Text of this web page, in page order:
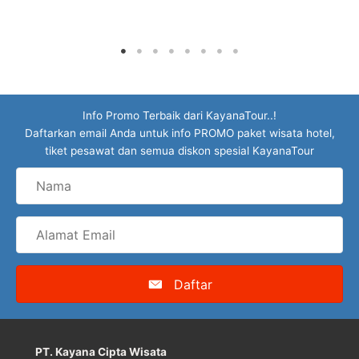
Info Promo Terbaik dari KayanaTour..!
Daftarkan email Anda untuk info PROMO paket wisata hotel,
tiket pesawat dan semua diskon spesial KayanaTour
Email
Daftar
PT. Kayana Cipta Wisata